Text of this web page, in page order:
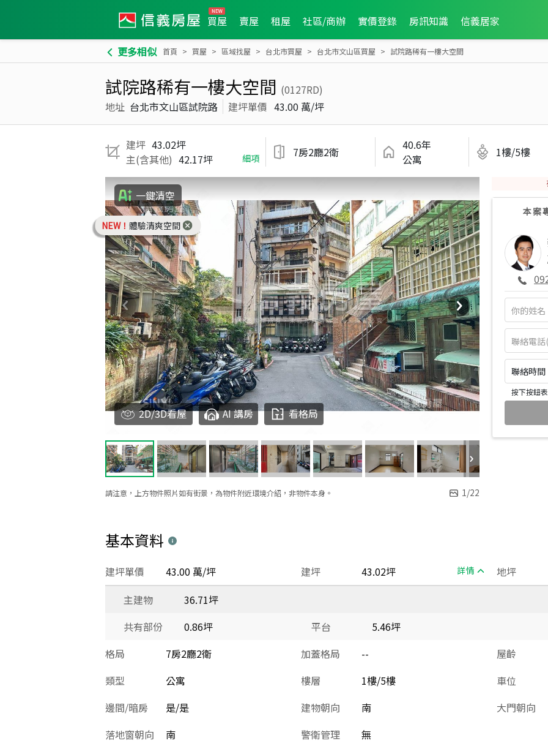
買屋 賣屋 租屋 社區/商辦 實價登錄 房訊知識 信義居家
更多相似 首頁 買屋 區域找屋 台北市買屋 台北市文山區買屋 試院路稀有一樓大空間
試院路稀有一樓大空間 (0127RD)
地址 台北市文山區試院路 建坪單價 43.00 萬/坪
建坪 43.02坪
主(含其他) 42.17坪 細項 7房2廳2衛
40.6年
公寓
1樓/5樓
一鍵清空
NEW！ 體驗清爽空間
請注意，上方物件照片如有街景，為物件附近環境介紹，非物件本身。 1/22
2D/3D看屋 AI 講房 看格局
本案
聯絡時
按下按鈕
基本資料
建坪 43.02坪 詳情
建坪單價 43.00 萬/坪 地坪
主建物
36.71坪
共有部份
0.86坪 平台
5.46坪
格局
7房2廳2衛 加蓋格局 -- 屋齡
類型
公寓 樓層 1樓/5樓 車位
邊間/暗房
是/是 建物朝向 南 大門朝向
落地窗朝向
南 警衛管理 無